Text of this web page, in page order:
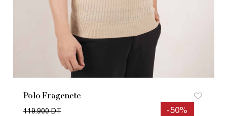
Polo Fragenete
-50%
119.900 DT